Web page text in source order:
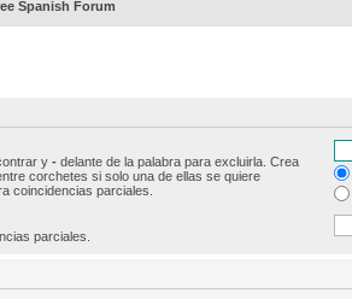
Spanish Forum
y - delante de la palabra para excluirla. Crea
corchetes si solo una de ellas se quiere
coincidencias parciales.
parciales.